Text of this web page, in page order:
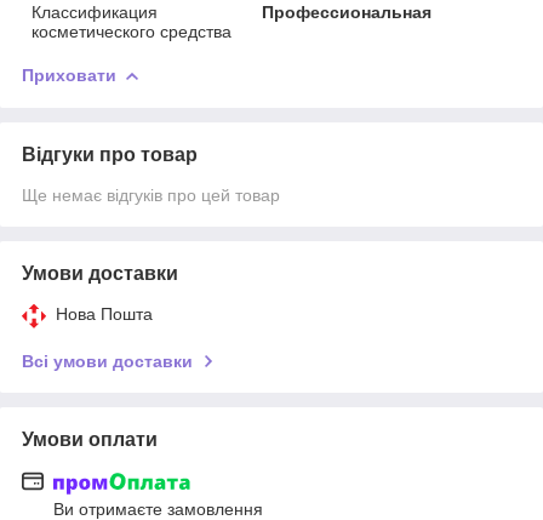
Классификация
косметического средства
Профессиональная
Приховати
Відгуки про товар
Ще немає відгуків про цей товар
Умови доставки
Нова Пошта
Всі умови доставки
Умови оплати
Ви отримаєте замовлення